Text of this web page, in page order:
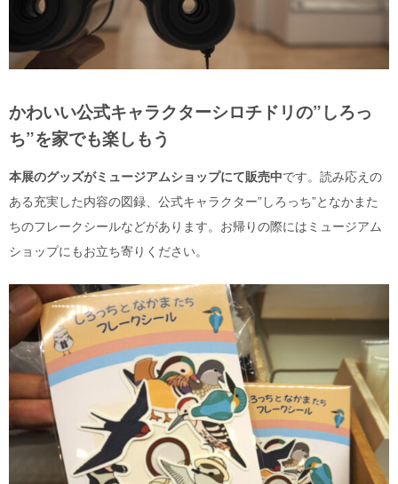
かわいい公式キャラクターシロチドリの”しろっ
ち”を家でも楽しもう
本展のグッズがミュージアムショップにて販売中です。 読み応えの
ある充実した内容の図録、公式キャラクター”しろっち”となかまた
ちのフレークシールなどがあります。お帰りの際にはミュージアム
ショップにもお立ち寄りください。